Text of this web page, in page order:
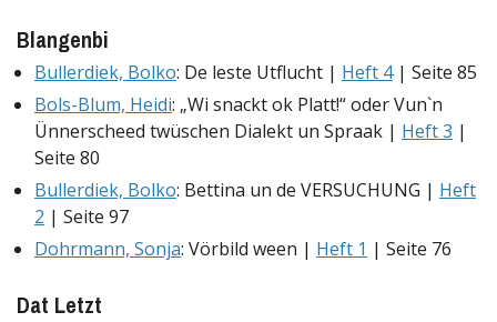
Blangenbi
Bullerdiek, Bolko: De leste Utflucht | Heft 4| Seite 85
Bols-Blum, Heidi: „Wi snackt ok Platt!“ oder Vun`n
Ünnerscheed twüschen Dialekt un Spraak | Heft 3 |
Seite 80
Bullerdiek, Bolko: Bettina un de VERSUCHUNG | Heft
2 | Seite 97
Dohrmann, Sonja: Vörbild ween | Heft 1 | Seite 76
Dat Letzt